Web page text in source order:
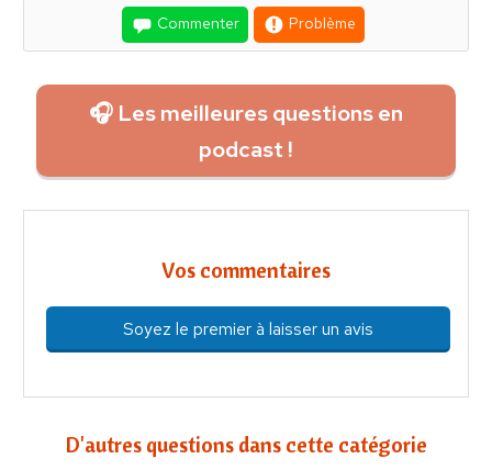
Commenter Problème
🎧 Les meilleures questions en
podcast !
Vos commentaires
Soyez le premier à laisser un avis
D'autres questions dans cette catégorie